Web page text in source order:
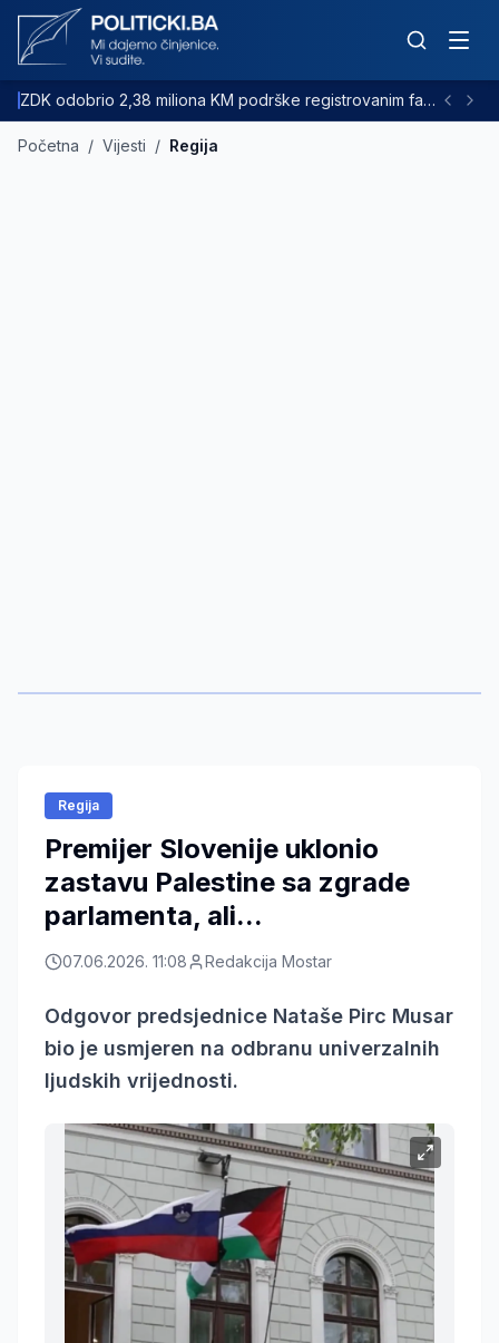
ZDK odobrio 2,38 miliona KM podrške registrovanim farmama goveda
Početna / Vijesti / Regija
Regija
Premijer Slovenije uklonio
zastavu Palestine sa zgrade
parlamenta, ali...
07.06.2026. 11:08 Redakcija Mostar
Odgovor predsjednice Nataše Pirc Musar
bio je usmjeren na odbranu univerzalnih
ljudskih vrijednosti.